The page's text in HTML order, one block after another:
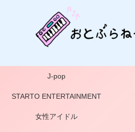
J-pop
STARTO ENTERTAINMENT
女性アイドル